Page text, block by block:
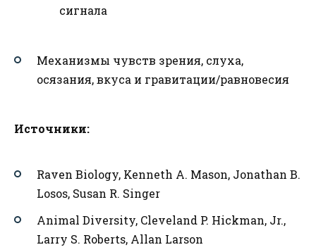
сигнала
Механизмы чувств зрения, слуха,
осязания, вкуса и гравитации/равновесия
Источники:
Raven Biology, Kenneth A. Mason, Jonathan B.
Losos, Susan R. Singer
Animal Diversity, Cleveland P. Hickman, Jr.,
Larry S. Roberts, Allan Larson